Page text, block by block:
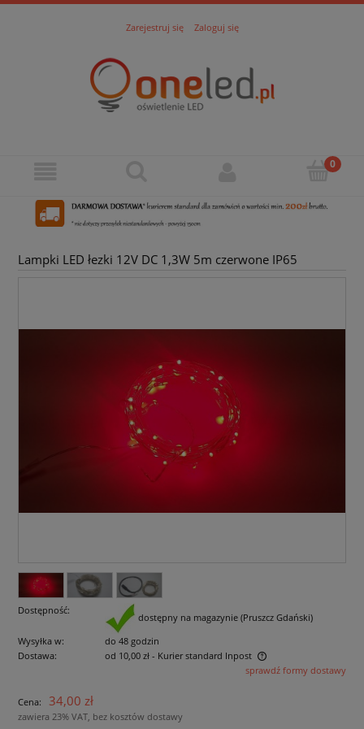
Zarejestruj się Zaloguj się
Lampki LED łezki 12V DC 1,3W 5m czerwone IP65
Dostępność:
dostępny na magazynie (Pruszcz Gdański)
Wysyłka w:
do 48 godzin
Dostawa:
od 10,00 zł - Kurier standard Inpost
Cena nie zawiera ewentualnych kosztów płatnościsprawdź formy dostawy
Cena: 34,00 zł
zawiera 23% VAT, bez kosztów dostawy